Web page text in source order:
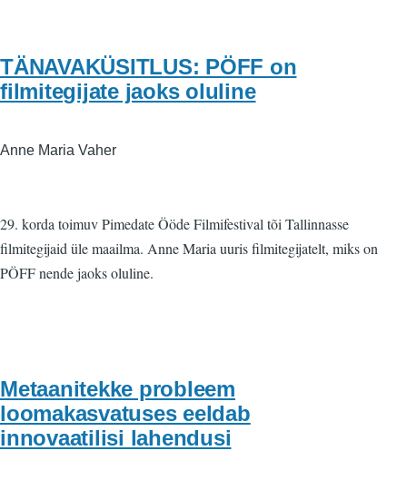
TÄNAVAKÜSITLUS: PÖFF on
filmitegijate jaoks oluline
Anne Maria Vaher
29. korda toimuv Pimedate Ööde Filmifestival tõi Tallinnasse
filmitegijaid üle maailma. Anne Maria uuris filmitegijatelt, miks on
PÖFF nende jaoks oluline.
Metaanitekke probleem
loomakasvatuses eeldab
innovaatilisi lahendusi